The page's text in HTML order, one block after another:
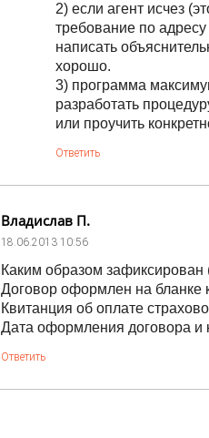
2) если агент исчез
требование по
написать
хорошо.
3) программа
разработать
или проучить
Ответить
Владислав П.
18.06.2013 10:56
Каким образом
Договор оформлен на бланке
Квитанция об оплате
Дата оформления договора и
Ответить